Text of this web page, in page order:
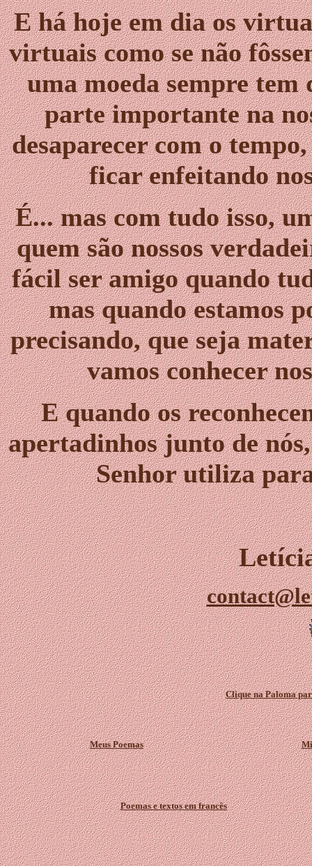
E há hoje em dia os
virtuais como se não
uma moeda sempre tem
parte importante na
desaparecer com o
ficar enfeitando
É... mas com tudo isso,
quem são nossos
fácil ser amigo quando
mas quando estamos
precisando, que seja
vamos conhecer
E quando os
apertadinhos junto de
Senhor utiliza
Clique na Paloma
Meus Poemas
Poemas e textos em francês